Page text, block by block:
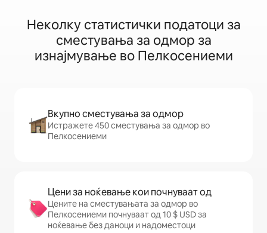
Неколку статистички податоци за
сместувања за одмор за
изнајмување во Пелкосениеми
Вкупно сместувања за одмор
Истражете 450 сместувања за одмор во
Пелкосениеми
Цени за ноќевање кои почнуваат од
Цените на сместувањата за одмор во
Пелкосениеми почнуваат од 10 $ USD за
ноќевање без даноци и надоместоци